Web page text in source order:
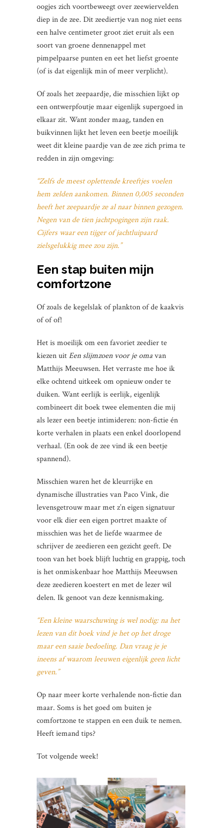
oogjes zich voortbeweegt over zeewiervelden
diep in de zee. Dit zeediertje van nog niet eens
een halve centimeter groot ziet eruit als een
soort van groene dennenappel met
pimpelpaarse punten en eet het liefst groente
(of is dat eigenlijk min of meer verplicht).
Of zoals het zeepaardje, die misschien lijkt op
een ontwerpfoutje maar eigenlijk supergoed in
elkaar zit. Want zonder maag, tanden en
buikvinnen lijkt het leven een beetje moeilijk
weet dit kleine paardje van de zee zich prima te
redden in zijn omgeving:
“Zelfs de meest oplettende kreeftjes voelen
hem zelden aankomen. Binnen 0,005 seconden
heeft het zeepaardje ze al naar binnen gezogen.
Negen van de tien jachtpogingen zijn raak.
Cijfers waar een tijger of jachtluipaard
zielsgelukkig mee zou zijn.”
Een stap buiten mijn
comfortzone
Of zoals de kegelslak of plankton of de kaakvis
of of of!
Het is moeilijk om een favoriet zeedier te
kiezen uitEen slijmzoen voor je omavan
Matthijs Meeuwsen. Het verraste me hoe ik
elke ochtend uitkeek om opnieuw onder te
duiken. Want eerlijk is eerlijk, eigenlijk
combineert dit boek twee elementen die mij
als lezer een beetje intimideren: non-fictie én
korte verhalen in plaats een enkel doorlopend
verhaal. (En ook de zee vind ik een beetje
spannend).
Misschien waren het de kleurrijke en
dynamische illustraties van Paco Vink, die
levensgetrouw maar met z’n eigen signatuur
voor elk dier een eigen portret maakte of
misschien was het de liefde waarmee de
schrijver de zeedieren een gezicht geeft. De
toon van het boek blijft luchtig en grappig, toch
is het onmiskenbaar hoe Matthijs Meeuwsen
deze zeedieren koestert en met de lezer wil
delen. Ik genoot van deze kennismaking.
“Een kleine waarschuwing is wel nodig: na het
lezen van dit boek vind je het op het droge
maar een saaie bedoeling. Dan vraag je je
ineens af waarom leeuwen eigenlijk geen licht
geven.”
Op naar meer korte verhalende non-fictie dan
maar. Soms is het goed om buiten je
comfortzone te stappen en een duik te nemen.
Heeft iemand tips?
Tot volgende week!